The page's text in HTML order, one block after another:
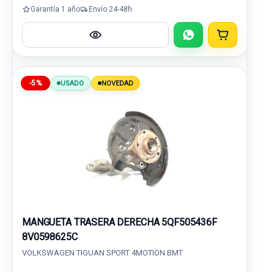
Garantía 1 año Envío 24-48h
-5% USADO NOVEDAD
MANGUETA TRASERA DERECHA 5QF505436F
8V0598625C
VOLKSWAGEN TIGUAN SPORT 4MOTION BMT